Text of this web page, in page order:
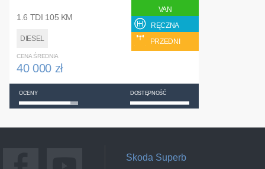
1.6 TDI 105 KM
DIESEL
VAN
RĘCZNA
PRZEDNI
CENA ŚREDNIA
40 000 zł
OCENY DOSTĘPNOŚĆ
Skoda Superb